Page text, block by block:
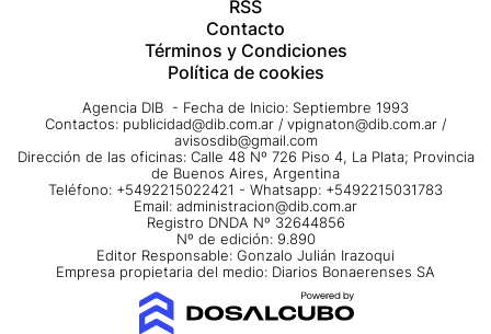
RSS
Contacto
Términos y Condiciones
Política de cookies
Agencia DIB - Fecha de Inicio: Septiembre 1993
Contactos: publicidad@dib.com.ar / vpignaton@dib.com.ar /
avisosdib@gmail.com
Dirección de las oficinas: Calle 48 Nº 726 Piso 4, La Plata; Provincia
de Buenos Aires, Argentina
Teléfono: +5492215022421 - Whatsapp: +5492215031783
Email: administracion@dib.com.ar
Registro DNDA Nº 32644856
Nº de edición: 9.890
Editor Responsable: Gonzalo Julián Irazoqui
Empresa propietaria del medio: Diarios Bonaerenses SA